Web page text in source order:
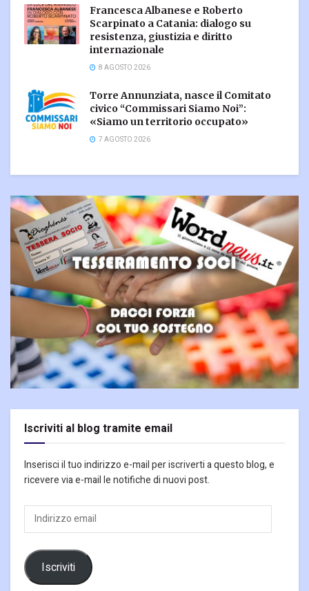
Francesca Albanese e Roberto
Scarpinato a Catania: dialogo su
resistenza, giustizia e diritto
internazionale
8 AGOSTO 2026
Torre Annunziata, nasce il Comitato
civico “Commissari Siamo Noi”:
«Siamo un territorio occupato»
7 AGOSTO 2026
Iscriviti al blog tramite email
Inserisci il tuo indirizzo e-mail per iscriverti a questo blog, e
ricevere via e-mail le notifiche di nuovi post.
Indirizzo
email
Iscriviti